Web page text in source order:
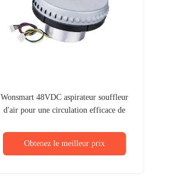
Wonsmart 48VDC aspirateur souffleur
d'air pour une circulation efficace de
Obtenez le meilleur prix